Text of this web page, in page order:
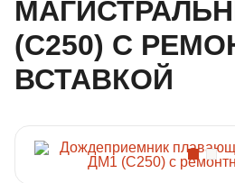
КОМПЛЕКТУЮЩИЕ ДЛЯ ЛЮКОВ
РЕШЕТЧАТЫЕ НАСТИЛЫ И
ЛИВНЕВЫЕ РЕШЕТКИ
(С250) С
ВСТАВКОЙ